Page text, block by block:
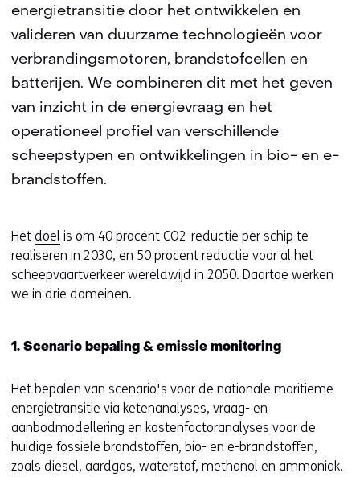
energietransitie door het ontwikkelen en
valideren van duurzame technologieën voor
verbrandingsmotoren, brandstofcellen en
batterijen. We combineren dit met het geven
van inzicht in de energievraag en het
operationeel profiel van verschillende
scheepstypen en ontwikkelingen in bio- en e-
brandstoffen.
Het doel is om 40 procent CO2-reductie per schip te
realiseren in 2030, en 50 procent reductie voor al het
scheepvaartverkeer wereldwijd in 2050. Daartoe werken
we in drie domeinen.
1. Scenario bepaling & emissie monitoring
Het bepalen van scenario's voor de nationale maritieme
energietransitie via ketenanalyses, vraag- en
aanbodmodellering en kostenfactoranalyses voor de
huidige fossiele brandstoffen, bio- en e-brandstoffen,
zoals diesel, aardgas, waterstof, methanol en ammoniak.